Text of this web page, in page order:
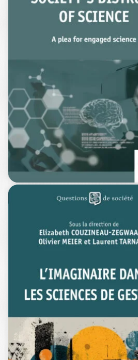
LA DÉFIANCE DE
LA SOCIÉTÉ
ENVERS…
PHILIPPE FROUTÉ|OLIVIER
La remise en cause des savoirs
scientifiques s’impose
comme un phénomène
SOCIETY’S
DISTRUST OF
SCIENCE